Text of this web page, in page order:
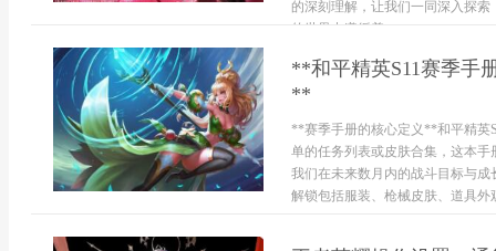
的深刻理解，让我们一同深入探
的世界中遵循着...
**和平精英S11赛季手
**
**赛季手册的核心定义**和平精英
单的任务列表或皮肤合集，这本
我们在未来数月内的战斗目标与
解锁包括服装、枪械皮肤、道具